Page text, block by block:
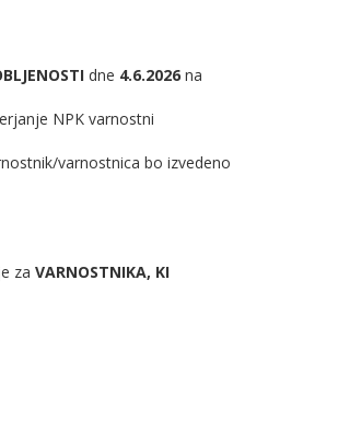
dne 4.6.2026 na
NPK varnostni
varnostnica bo izvedeno
za VARNOSTNIKA, KI